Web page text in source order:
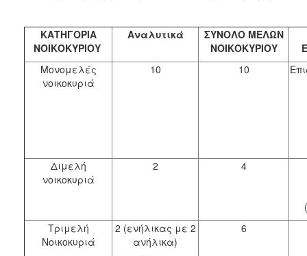
ΚΑΤΗΓΟΡΙΑ
ΝΟΙΚΟΚΥΡΙΟΥ
Αναλυτικά
ΣΥΝΟΛΟ ΜΕΛΩΝ
ΝΟΙΚΟΚΥΡΙΟΥ
Μονομελές
νοικοκυριά
10 10
Διμελή
νοικοκυριά
2
4
Τριμελή
Νοικοκυριά
2 (ενήλικας με 2
ανήλικα)
6